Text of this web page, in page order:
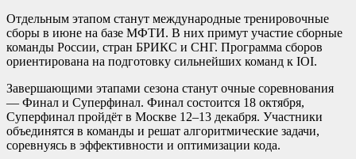
Отдельным этапом станут международные тренировочные
сборы в июне на базе МФТИ. В них примут участие сборные
команды России, стран БРИКС и СНГ. Программа сборов
ориентирована на подготовку сильнейших команд к IOI.
Завершающими этапами сезона станут очные соревнования
— Финал и Суперфинал. Финал состоится 18 октября,
Суперфинал пройдёт в Москве 12–13 декабря. Участники
объединятся в команды и решат алгоритмические задачи,
соревнуясь в эффективности и оптимизации кода.